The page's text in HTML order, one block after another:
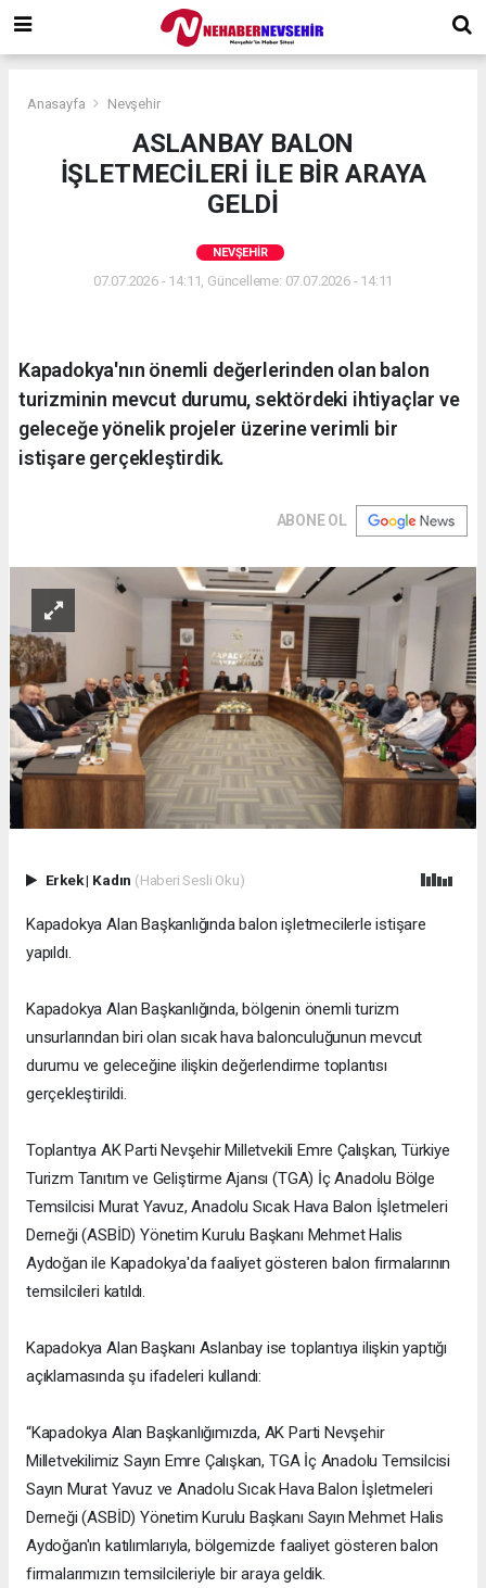
Anasayfa Nevşehir
ASLANBAY BALON
İŞLETMECİLERİ İLE BİR ARAYA
GELDİ
NEVŞEHIR
07.07.2026 - 14:11, Güncelleme: 07.07.2026 - 14:11
Kapadokya'nın önemli değerlerinden olan balon
turizminin mevcut durumu, sektördeki ihtiyaçlar ve
geleceğe yönelik projeler üzerine verimli bir
istişare gerçekleştirdik.
ABONE OL
Erkek| Kadın (Haberi Sesli Oku)
Kapadokya Alan Başkanlığında balon işletmecilerle istişare
yapıldı.
Kapadokya Alan Başkanlığında, bölgenin önemli turizm
unsurlarından biri olan sıcak hava balonculuğunun mevcut
durumu ve geleceğine ilişkin değerlendirme toplantısı
gerçekleştirildi.
Toplantıya AK Parti Nevşehir Milletvekili Emre Çalışkan, Türkiye
Turizm Tanıtım ve Geliştirme Ajansı (TGA) İç Anadolu Bölge
Temsilcisi Murat Yavuz, Anadolu Sıcak Hava Balon İşletmeleri
Derneği (ASBİD) Yönetim Kurulu Başkanı Mehmet Halis
Aydoğan ile Kapadokya'da faaliyet gösteren balon firmalarının
temsilcileri katıldı.
Kapadokya Alan Başkanı Aslanbay ise toplantıya ilişkin yaptığı
açıklamasında şu ifadeleri kullandı:
“Kapadokya Alan Başkanlığımızda, AK Parti Nevşehir
Milletvekilimiz Sayın Emre Çalışkan, TGA İç Anadolu Temsilcisi
Sayın Murat Yavuz ve Anadolu Sıcak Hava Balon İşletmeleri
Derneği (ASBİD) Yönetim Kurulu Başkanı Sayın Mehmet Halis
Aydoğan'ın katılımlarıyla, bölgemizde faaliyet gösteren balon
firmalarımızın temsilcileriyle bir araya geldik.